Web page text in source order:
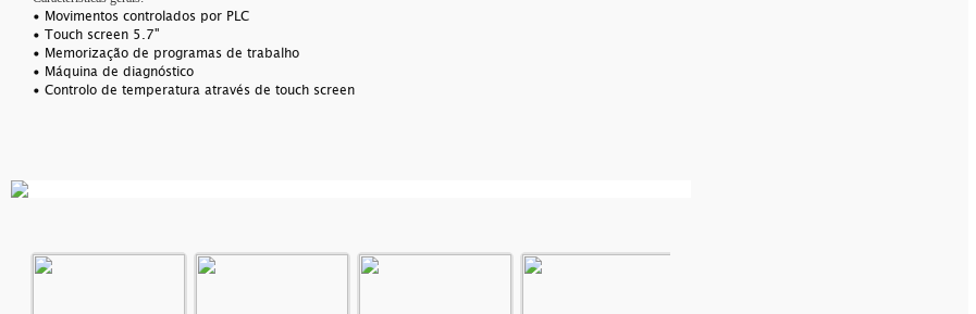
• Movimentos controlados por PLC
• Touch screen 5.7"
• Memorização de programas de trabalho
• Máquina de diagnóstico
• Controlo de temperatura através de touch screen